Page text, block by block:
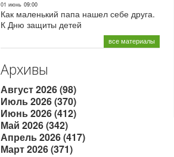
01 июнь 09:00
Как маленький папа нашел себе друга.
К Дню защиты детей
все материалы
Архивы
Август 2026 (98)
Июль 2026 (370)
Июнь 2026 (412)
Май 2026 (342)
Апрель 2026 (417)
Март 2026 (371)